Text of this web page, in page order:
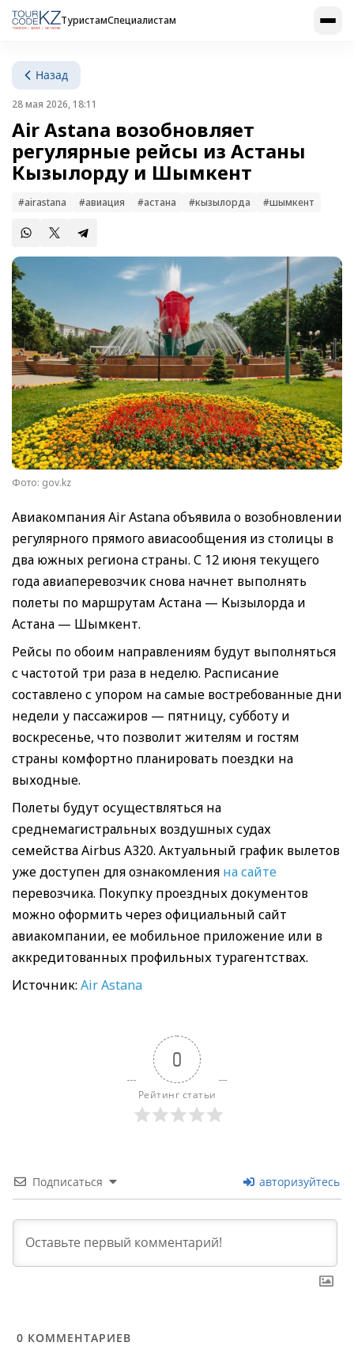
ТуристамСпециалистам
Назад
28 мая 2026, 18:11
Air Astana возобновляет
регулярные рейсы из Астаны
Кызылорду и Шымкент
#airastana #авиация #астана #кызылорда #шымкент
Фото: gov.kz
Авиакомпания Air Astana объявила о возобновлении
регулярного прямого авиасообщения из столицы в
два южных региона страны. С 12 июня текущего
года авиаперевозчик снова начнет выполнять
полеты по маршрутам Астана — Кызылорда и
Астана — Шымкент.
Рейсы по обоим направлениям будут выполняться
с частотой три раза в неделю. Расписание
составлено с упором на самые востребованные дни
недели у пассажиров — пятницу, субботу и
воскресенье, что позволит жителям и гостям
страны комфортно планировать поездки на
выходные.
Полеты будут осуществляться на
среднемагистральных воздушных судах
семейства Airbus A320. Актуальный график вылетов
уже доступен для ознакомления на сайте
перевозчика. Покупку проездных документов
можно оформить через официальный сайт
авиакомпании, ее мобильное приложение или в
аккредитованных профильных турагентствах.
Источник: Air Astana
0
Рейтинг статьи
Подписаться авторизуйтесь
0 КОММЕНТАРИЕВ